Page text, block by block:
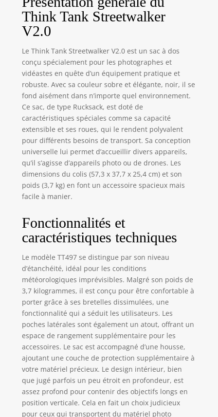
Think Tank Streetwalker
V2.0
Le Think Tank Streetwalker V2.0 est un sac à dos
conçu spécialement pour les photographes et
vidéastes en quête d’un équipement pratique et
robuste. Avec sa couleur sobre et élégante, noir, il se
fond aisément dans n’importe quel environnement.
Ce sac, de type Rucksack, est doté de
caractéristiques spéciales comme sa capacité
extensible et ses roues, qui le rendent polyvalent
pour différents besoins de transport. Sa conception
universelle lui permet d’accueillir divers appareils,
qu’il s’agisse d’appareils photo ou de drones. Les
dimensions du colis (57,3 x 37,7 x 25,4 cm) et son
poids (3,7 kg) en font un accessoire spacieux mais
facile à manier.
Fonctionnalités et
caractéristiques techniques
Le modèle TT497 se distingue par son niveau
d’étanchéité, idéal pour les conditions
météorologiques imprévisibles. Malgré son poids de
3,7 kilogrammes, il est conçu pour être confortable à
porter grâce à ses bretelles dissimulées, une
fonctionnalité qui a séduit les utilisateurs. Les
poches latérales sont également un atout, offrant un
espace de rangement supplémentaire pour les
accessoires. Le sac est accompagné d’une housse,
ajoutant une couche de protection supplémentaire à
votre matériel précieux. Le design intérieur, bien
que jugé parfois un peu étroit en profondeur, est
assez profond pour contenir des objectifs longs en
position verticale. Cela en fait un choix judicieux
pour ceux qui transportent du matériel photo